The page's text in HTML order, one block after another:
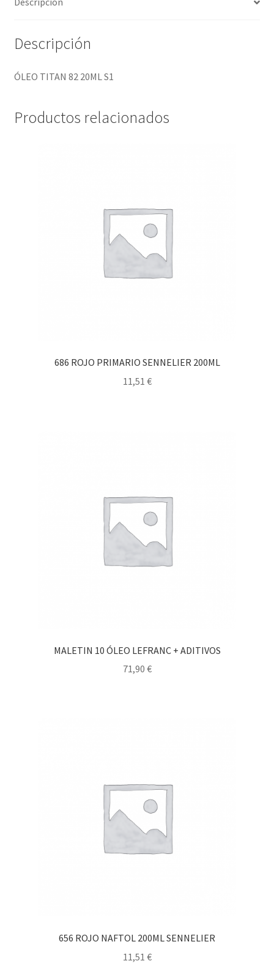
Descripción
ÓLEO TITAN 82 20ML S1
Productos relacionados
686 ROJO PRIMARIO SENNELIER 200ML
11,51 €
MALETIN 10 ÓLEO LEFRANC + ADITIVOS
71,90 €
656 ROJO NAFTOL 200ML SENNELIER
11,51 €